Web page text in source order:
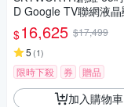
D Google TV聯網液
5SQG95系列
$16,625 $17,499
5 (1)
限時下殺 券 贈品
加入購物車